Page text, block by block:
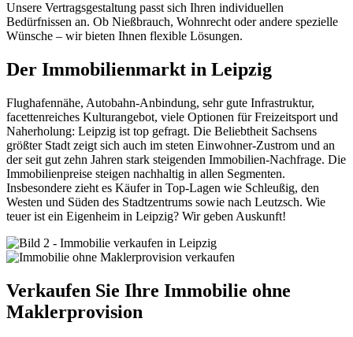
Unsere Vertragsgestaltung passt sich Ihren individuellen
Bedürfnissen an. Ob Nießbrauch, Wohnrecht oder andere spezielle
Wünsche – wir bieten Ihnen flexible Lösungen.
Der Immobilienmarkt in Leipzig
Flughafennähe, Autobahn-Anbindung, sehr gute Infrastruktur,
facettenreiches Kulturangebot, viele Optionen für Freizeitsport und
Naherholung: Leipzig ist top gefragt. Die Beliebtheit Sachsens
größter Stadt zeigt sich auch im steten Einwohner-Zustrom und an
der seit gut zehn Jahren stark steigenden Immobilien-Nachfrage. Die
Immobilienpreise steigen nachhaltig in allen Segmenten.
Insbesondere zieht es Käufer in Top-Lagen wie Schleußig, den
Westen und Süden des Stadtzentrums sowie nach Leutzsch. Wie
teuer ist ein Eigenheim in Leipzig? Wir geben Auskunft!
Verkaufen Sie Ihre Immobilie ohne
Maklerprovision